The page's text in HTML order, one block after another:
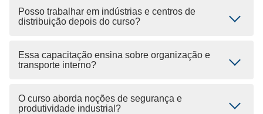
Posso trabalhar em indústrias e centros de
distribuição depois do curso?
Essa capacitação ensina sobre organização e
transporte interno?
O curso aborda noções de segurança e
produtividade industrial?